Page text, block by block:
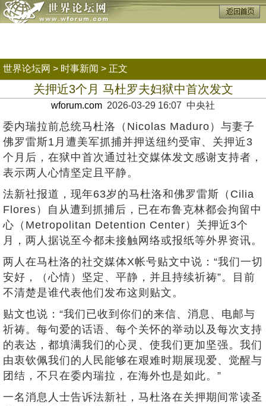
世界论坛网 > 时事新闻 > 正文
关押近3个月 马杜罗夫妇狱中首次发文
wforum.com 2026-03-29 16:07 中央社
委内瑞拉前总统马杜洛（Nicolas Maduro）与妻子
佛罗雷斯1月遭美军抓捕并押送纽约受审、关押近3
个月后，在狱中首次通过社交媒体发文感谢支持者，
表示两人心情坚定且平静。
法新社报道，现年63岁的马杜洛和佛罗雷斯（Cilia
Flores）自从遭到抓捕后，已在布鲁克林都会拘留中
心（Metropolitan Detention Center）关押近3个
月，两人据说至今都未接触网络或报纸等外界资讯。
两人在马杜洛的社交媒体X帐号贴文中说：“我们一切
安好，（心情）坚定、平静，并且持续祈祷”。目前
不清楚是谁代表他们发布这则贴文。
贴文也说：“我们已收到你们的来信、消息、电邮与
祈祷。每句爱的话语、每个关怀的举动以及每次支持
的表达，都填满我们的心灵、使我们更加坚强。我们
由衷钦佩我们的人民能够在艰难时期展现爱、觉醒与
团结，不只在委内瑞拉，在海外也是如此。”
一名消息人士告诉法新社，马杜洛在关押期间常读圣